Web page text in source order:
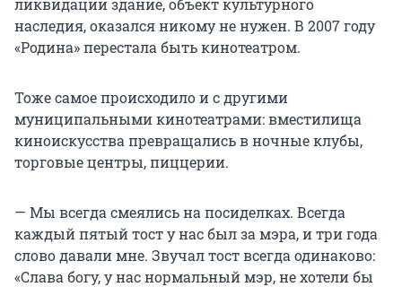
ликвидации здание, объект культурного
наследия, оказался никому не нужен. В 2007 году
«Родина» перестала быть кинотеатром.
Тоже самое происходило и с другими
муниципальными кинотеатрами: вместилища
киноискусства превращались в ночные клубы,
торговые центры, пиццерии.
— Мы всегда смеялись на посиделках. Всегда
каждый пятый тост у нас был за мэра, и три года
слово давали мне. Звучал тост всегда одинаково:
«Слава богу, у нас нормальный мэр, не хотели бы